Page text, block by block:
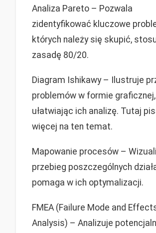
Analiza Pareto – Pozwala
zidentyfikować kluczowe
których należy się skupić,
zasadę 80/20.
Diagram Ishikawy – Ilustruje
problemów w formie graficznej,
ułatwiając ich analizę. Tutaj
więcej na ten temat.
Mapowanie procesów –
przebieg poszczególnych
pomaga w ich optymalizacji.
FMEA (Failure Mode and
Analysis) – Analizuje